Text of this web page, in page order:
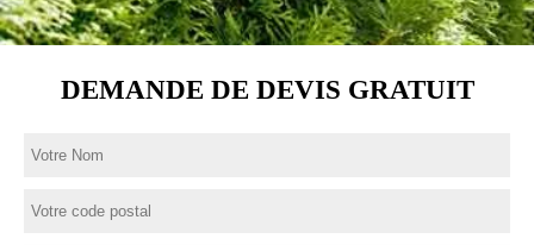
DEMANDE DE DEVIS GRATUIT